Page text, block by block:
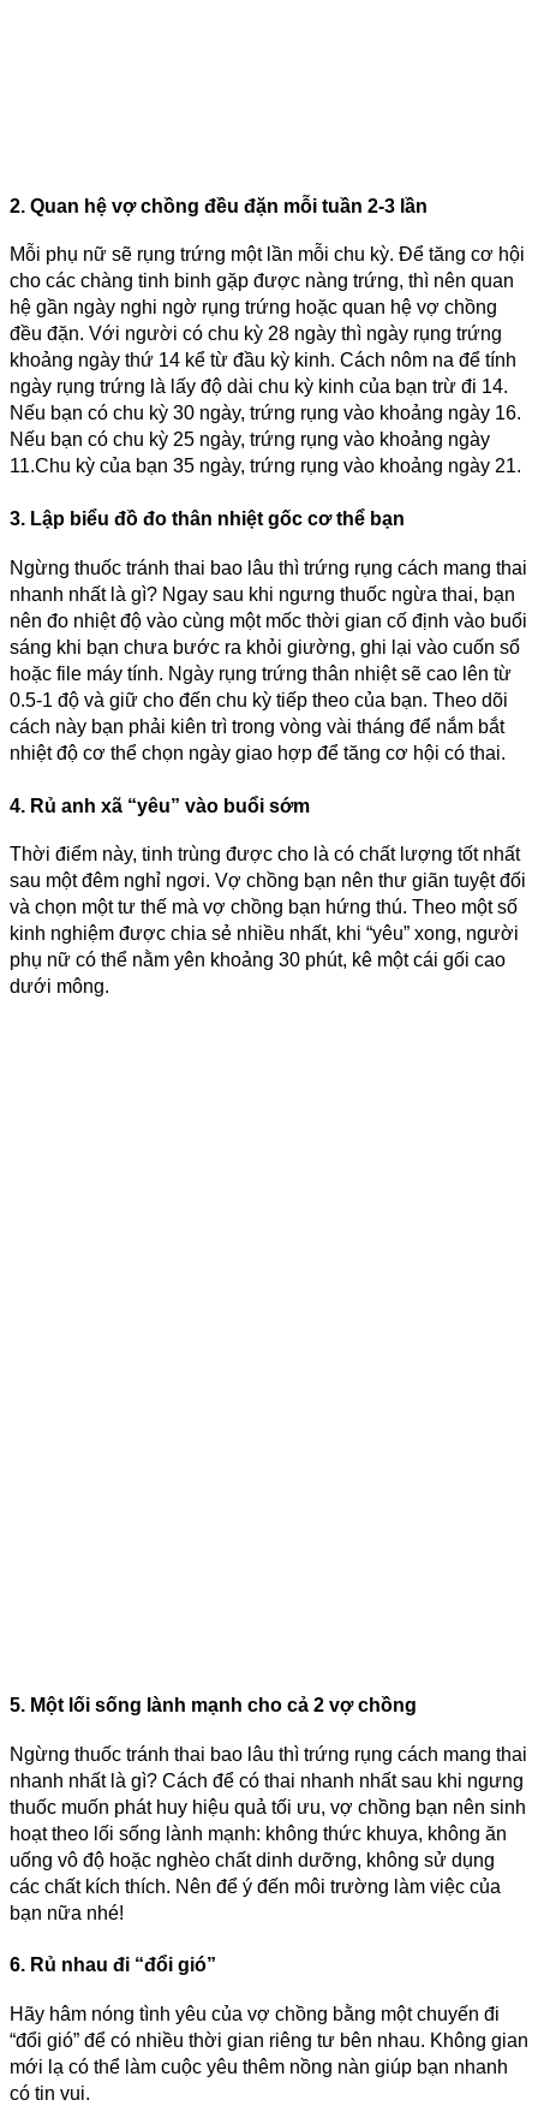
2. Quan hệ vợ chồng đều đặn mỗi tuần 2-3 lần
Mỗi phụ nữ sẽ rụng trứng một lần mỗi chu kỳ. Để tăng cơ hội
cho các chàng tinh binh gặp được nàng trứng, thì nên quan
hệ gần ngày nghi ngờ rụng trứng hoặc quan hệ vợ chồng
đều đặn. Với người có chu kỳ 28 ngày thì ngày rụng trứng
khoảng ngày thứ 14 kể từ đầu kỳ kinh. Cách nôm na để tính
ngày rụng trứng là lấy độ dài chu kỳ kinh của bạn trừ đi 14.
Nếu bạn có chu kỳ 30 ngày, trứng rụng vào khoảng ngày 16.
Nếu bạn có chu kỳ 25 ngày, trứng rụng vào khoảng ngày
11.Chu kỳ của bạn 35 ngày, trứng rụng vào khoảng ngày 21.
3. Lập biểu đồ đo thân nhiệt gốc cơ thể bạn
Ngừng thuốc tránh thai bao lâu thì trứng rụng cách mang thai
nhanh nhất là gì? Ngay sau khi ngưng thuốc ngừa thai, bạn
nên đo nhiệt độ vào cùng một mốc thời gian cố định vào buổi
sáng khi bạn chưa bước ra khỏi giường, ghi lại vào cuốn sổ
hoặc file máy tính. Ngày rụng trứng thân nhiệt sẽ cao lên từ
0.5-1 độ và giữ cho đến chu kỳ tiếp theo của bạn. Theo dõi
cách này bạn phải kiên trì trong vòng vài tháng để nắm bắt
nhiệt độ cơ thể chọn ngày giao hợp để tăng cơ hội có thai.
4. Rủ anh xã “yêu” vào buổi sớm
Thời điểm này, tinh trùng được cho là có chất lượng tốt nhất
sau một đêm nghỉ ngơi. Vợ chồng bạn nên thư giãn tuyệt đối
và chọn một tư thế mà vợ chồng bạn hứng thú. Theo một số
kinh nghiệm được chia sẻ nhiều nhất, khi “yêu” xong, người
phụ nữ có thể nằm yên khoảng 30 phút, kê một cái gối cao
dưới mông.
5. Một lối sống lành mạnh cho cả 2 vợ chồng
Ngừng thuốc tránh thai bao lâu thì trứng rụng cách mang thai
nhanh nhất là gì? Cách để có thai nhanh nhất sau khi ngưng
thuốc muốn phát huy hiệu quả tối ưu, vợ chồng bạn nên sinh
hoạt theo lối sống lành mạnh: không thức khuya, không ăn
uống vô độ hoặc nghèo chất dinh dưỡng, không sử dụng
các chất kích thích. Nên để ý đến môi trường làm việc của
bạn nữa nhé!
6. Rủ nhau đi “đổi gió”
Hãy hâm nóng tình yêu của vợ chồng bằng một chuyến đi
“đổi gió” để có nhiều thời gian riêng tư bên nhau. Không gian
mới lạ có thể làm cuộc yêu thêm nồng nàn giúp bạn nhanh
có tin vui.